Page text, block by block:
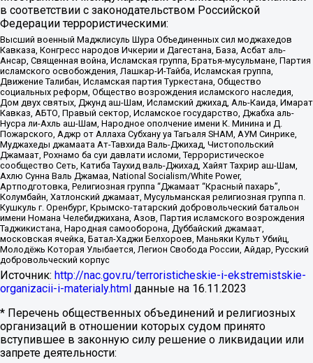
в соответствии с законодательством Российской
Федерации террористическими:
Высший военный Маджлисуль Шура Объединенных сил моджахедов
Кавказа, Конгресс народов Ичкерии и Дагестана, База, Асбат аль-
Ансар, Священная война, Исламская группа, Братья-мусульмане, Партия
исламского освобождения, Лашкар-И-Тайба, Исламская группа,
Движение Талибан, Исламская партия Туркестана, Общество
социальных реформ, Общество возрождения исламского наследия,
Дом двух святых, Джунд аш-Шам, Исламский джихад, Аль-Каида, Имарат
Кавказ, АБТО, Правый сектор, Исламское государство, Джабха аль-
Нусра ли-Ахль аш-Шам, Народное ополчение имени К. Минина и Д.
Пожарского, Аджр от Аллаха Субхану уа Тагьаля SHAM, АУМ Синрике,
Муджахеды джамаата Ат-Тавхида Валь-Джихад, Чистопольский
Джамаат, Рохнамо ба суи давлати исломи, Террористическое
сообщество Сеть, Катиба Таухид валь-Джихад, Хайят Тахрир аш-Шам,
Ахлю Сунна Валь Джамаа, National Socialism/White Power,
Артподготовка, Религиозная группа “Джамаат “Красный пахарь”,
Колумбайн, Хатлонский джамаат, Мусульманская религиозная группа п.
Кушкуль г. Оренбург, Крымско-татарский добровольческий батальон
имени Номана Челебиджихана, Азов, Партия исламского возрождения
Таджикистана, Народная самооборона, Дуббайский джамаат,
московская ячейка, Батал-Хаджи Белхороев, Маньяки Культ Убийц,
Молодёжь Которая Улыбается, Легион Свобода России, Айдар, Русский
добровольческий корпус
Источник: http://nac.gov.ru/terroristicheskie-i-ekstremistskie-
organizacii-i-materialy.html данные на 16.11.2023
* Перечень общественных объединений и религиозных
организаций в отношении которых судом принято
вступившее в законную силу решение о ликвидации или
запрете деятельности: